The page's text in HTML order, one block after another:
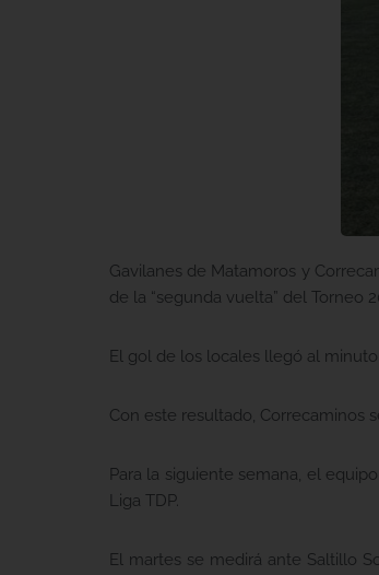
Gavilanes de Matamoros y
de la “segunda vuelta” del Torneo
El gol de los locales llegó al
Con este resultado, Correcaminos
Para la siguiente semana, el
Liga TDP.
El martes se medirá ante Saltillo